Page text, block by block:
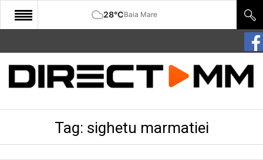
28°CBaia Mare
START
COMUNITATE
CULTURATag: sighetu marmatiei